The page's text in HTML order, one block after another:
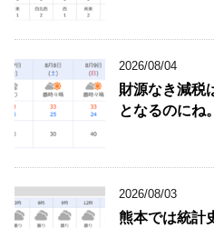
2026/08/04
財源なき減税
となるのにね。
2026/08/03
熊本では統計